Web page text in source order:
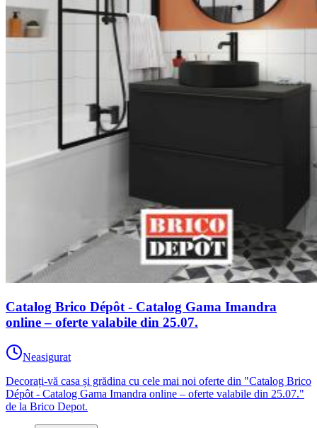
Catalog Brico Dépôt - Catalog Gama Imandra
online – oferte valabile din 25.07.
Neasigurat
Decorați-vă casa și grădina cu cele mai noi oferte din "Catalog Brico
Dépôt - Catalog Gama Imandra online – oferte valabile din 25.07."
de la Brico Depot.